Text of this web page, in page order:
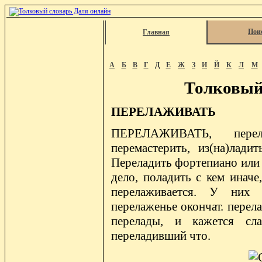
Главная
А Б В Г Д Е Ж З И Й К Л М
ПЕРЕЛАЖИВАТЬ
ПЕРЕЛАЖИВАТЬ,
перемастерить,
Переладить фортепиано
дело, поладить с кем
перелаживается. У них
перелаженье окончат.
перелады, и кажется
переладивший что.